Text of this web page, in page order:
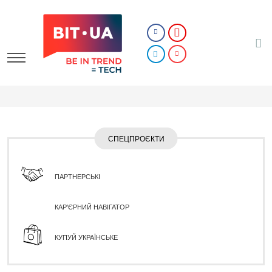
СПЕЦПРОЄКТИ
ПАРТНЕРСЬКІ
КАР'ЄРНИЙ НАВІГАТОР
КУПУЙ УКРАЇНСЬКЕ